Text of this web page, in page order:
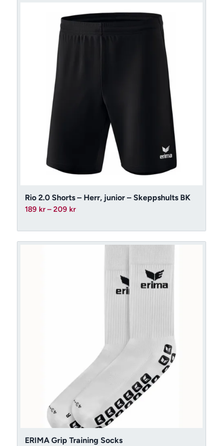
Rio 2.0 Shorts – Herr, junior – Skeppshults BK
189 kr – 209 krPrisintervall:
till
209 kr
ERIMA Grip Training Socks